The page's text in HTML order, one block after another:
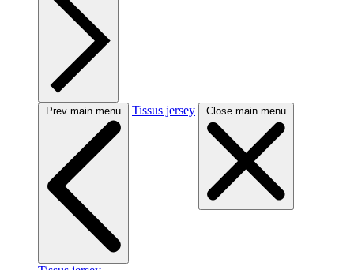
Prev main menu Tissus jersey Close main menu